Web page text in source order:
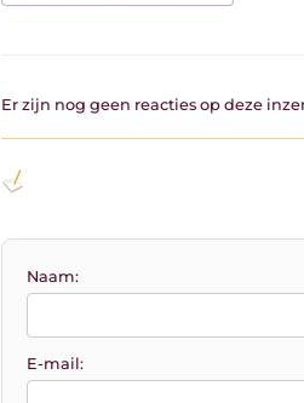
Er zijn nog geen reacties op deze
Naam:
E-mail: